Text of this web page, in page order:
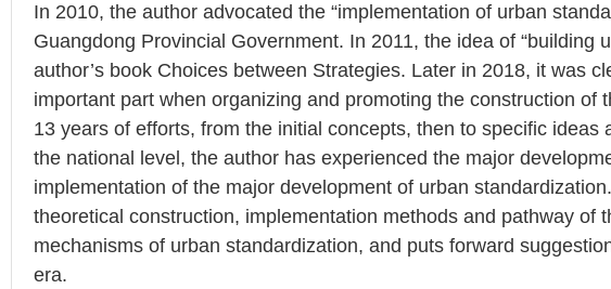
In 2010, the author advocated the “implementation of urban
Guangdong Provincial Government. In 2011, the idea of “building
author’s book Choices between Strategies. Later in 2018, it was
important part when organizing and promoting the construction
13 years of efforts, from the initial concepts, then to specific
the national level, the author has experienced the major
implementation of the major development of urban
theoretical construction, implementation methods and pathway of
mechanisms of urban standardization, and puts forward
era.